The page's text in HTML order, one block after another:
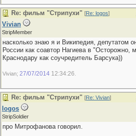
Re: фильм "Стрипухи" [Re: logos]
Vivian
StripMember
насколько знаю я и Википедия, депутатом
России как соавтор Нагиева в "Осторожно,
Краснодару как соучредитель Барсука))
Vivian; 27/07/2014 12:34:26
Re: фильм "Стрипухи" [Re: Vivian]
logos
StripSoldier
про Митрофанова говорил.